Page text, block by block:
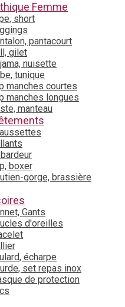
Femme
short
pantacourt
gilet
nuisette
tunique
manches courtes
manches longues
manteau
boxer
gorge, brassière
Gants
d'oreilles
écharpe
set repas inox
de protection